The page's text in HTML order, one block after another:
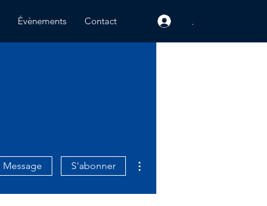
Évènements Contact .
Message S'abonner